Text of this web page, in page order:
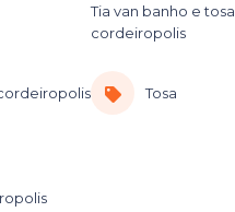
Tia van banho e tosa
cordeiropolis
Tosa